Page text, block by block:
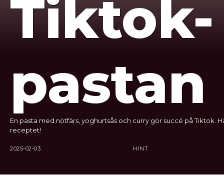
Tiktok-
pastan
En pasta med nötfärs, yoghurtsås och curry gör succé på Tiktok.
receptet!
2025-02-03 HINT